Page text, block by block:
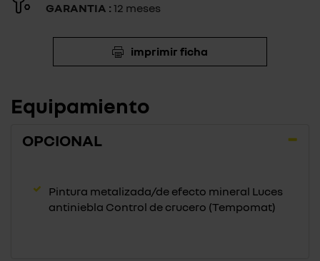
GARANTIA : 12 meses
imprimir ficha
Equipamiento
OPCIONAL
Pintura metalizada/de efecto mineral Luces
antiniebla Control de crucero (Tempomat)